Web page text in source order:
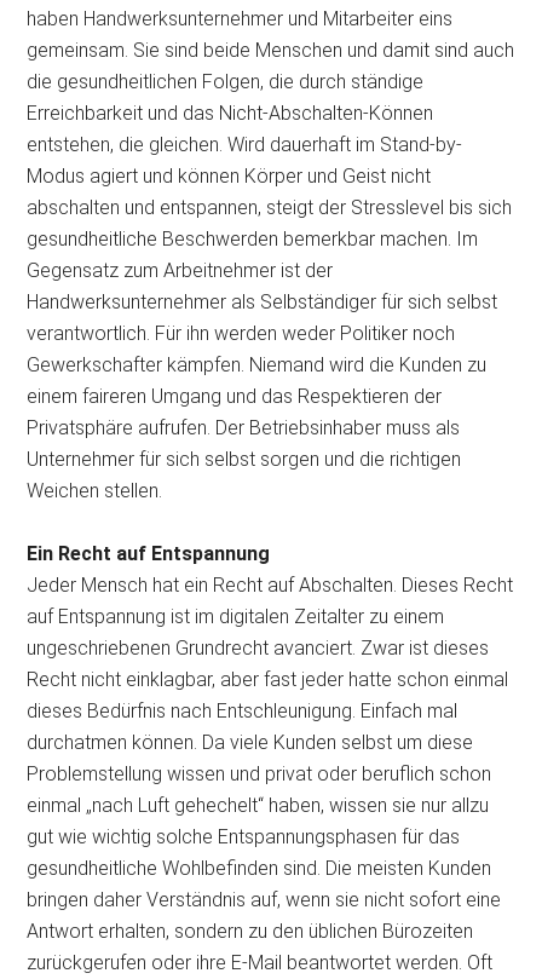
haben Handwerksunternehmer und Mitarbeiter eins
gemeinsam. Sie sind beide Menschen und damit sind auch
die gesundheitlichen Folgen, die durch ständige
Erreichbarkeit und das Nicht-Abschalten-Können
entstehen, die gleichen. Wird dauerhaft im Stand-by-
Modus agiert und können Körper und Geist nicht
abschalten und entspannen, steigt der Stresslevel bis sich
gesundheitliche Beschwerden bemerkbar machen. Im
Gegensatz zum Arbeitnehmer ist der
Handwerksunternehmer als Selbständiger für sich selbst
verantwortlich. Für ihn werden weder Politiker noch
Gewerkschafter kämpfen. Niemand wird die Kunden zu
einem faireren Umgang und das Respektieren der
Privatsphäre aufrufen. Der Betriebsinhaber muss als
Unternehmer für sich selbst sorgen und die richtigen
Weichen stellen.
Ein Recht auf Entspannung
Jeder Mensch hat ein Recht auf Abschalten. Dieses Recht
auf Entspannung ist im digitalen Zeitalter zu einem
ungeschriebenen Grundrecht avanciert. Zwar ist dieses
Recht nicht einklagbar, aber fast jeder hatte schon einmal
dieses Bedürfnis nach Entschleunigung. Einfach mal
durchatmen können. Da viele Kunden selbst um diese
Problemstellung wissen und privat oder beruflich schon
einmal „nach Luft gehechelt“ haben, wissen sie nur allzu
gut wie wichtig solche Entspannungsphasen für das
gesundheitliche Wohlbefinden sind. Die meisten Kunden
bringen daher Verständnis auf, wenn sie nicht sofort eine
Antwort erhalten, sondern zu den üblichen Bürozeiten
zurückgerufen oder ihre E-Mail beantwortet werden. Oft